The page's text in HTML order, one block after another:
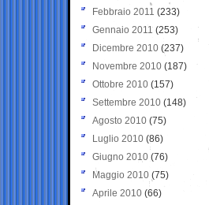
Febbraio 2011 (233)
Gennaio 2011 (253)
Dicembre 2010 (237)
Novembre 2010 (187)
Ottobre 2010 (157)
Settembre 2010 (148)
Agosto 2010 (75)
Luglio 2010 (86)
Giugno 2010 (76)
Maggio 2010 (75)
Aprile 2010 (66)